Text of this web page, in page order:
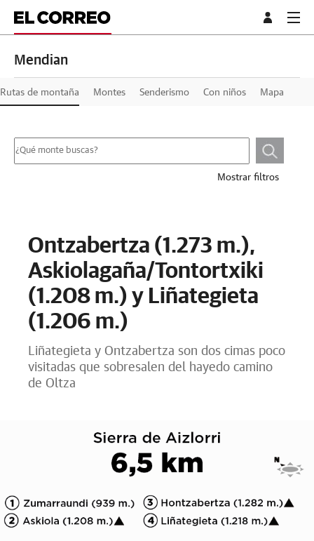
Mendian
Rutas de montaña Montes Senderismo Con niños Mapa
Mostrar filtros
Ontzabertza (1.273 m.),
Askiolagaña/Tontortxiki
(1.208 m.) y Liñategieta
(1.206 m.)
Liñategieta y Ontzabertza son dos cimas poco
visitadas que sobresalen del hayedo camino
de Oltza